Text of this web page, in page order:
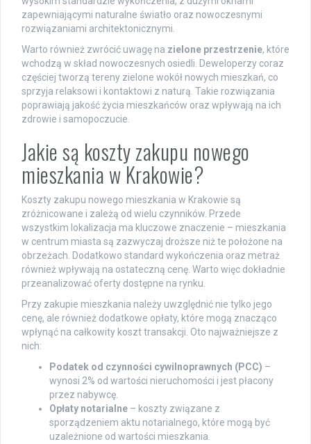
zapewniającymi naturalne światło oraz nowoczesnymi
rozwiązaniami architektonicznymi.
Warto również zwrócić uwagę na zielone przestrzenie, które
wchodzą w skład nowoczesnych osiedli. Deweloperzy coraz
częściej tworzą tereny zielone wokół nowych mieszkań, co
sprzyja relaksowi i kontaktowi z naturą. Takie rozwiązania
poprawiają jakość życia mieszkańców oraz wpływają na ich
zdrowie i samopoczucie.
Jakie są koszty zakupu nowego
mieszkania w Krakowie?
Koszty zakupu nowego mieszkania w Krakowie są
zróżnicowane i zależą od wielu czynników. Przede
wszystkim lokalizacja ma kluczowe znaczenie – mieszkania
w centrum miasta są zazwyczaj droższe niż te położone na
obrzeżach. Dodatkowo standard wykończenia oraz metraż
również wpływają na ostateczną cenę. Warto więc dokładnie
przeanalizować oferty dostępne na rynku.
Przy zakupie mieszkania należy uwzględnić nie tylko jego
cenę, ale również dodatkowe opłaty, które mogą znacząco
wpłynąć na całkowity koszt transakcji. Oto najważniejsze z
nich:
Podatek od czynności cywilnoprawnych (PCC) –
wynosi 2% od wartości nieruchomości i jest płacony
przez nabywcę.
Opłaty notarialne – koszty związane z
sporządzeniem aktu notarialnego, które mogą być
uzależnione od wartości mieszkania.